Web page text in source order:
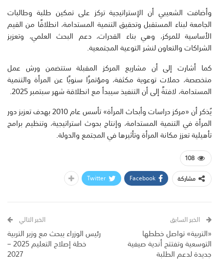
وأضافت الشعيبي أن الإستراتيجية تركز على تمكين طلبة وطالبات
الجامعة لبناء المستقبل وتحقيق التنمية المستدامة، انطلاقًا من القيم
الأساسية للمركز، وهي بناء القدرات، دعم البحث العلمي، وتعزيز
الشراكات والتعاون لنشر التوعية المجتمعية.
كما أشارت إلى أن مشاريع المركز المقبلة ستتضمن ورش عمل
متخصصة، حملات توعوية مكثفة، ومؤتمرًا سنويًا عن المرأة والتنمية
المستدامة، لافتةً إلى أن التنفيذ سيبدأ مع انطلاقة شهر سبتمبر 2025.
يُذكر أن «مركز دراسات وأبحاث المرأة» تأسس عام 2010 بهدف تعزيز دور
المرأة في التنمية المستدامة، وإنتاج بحوث استراتيجية، وتنظيم برامج
تأهيلية تعزز مكانة المرأة وتأثيرها في المجتمع والدولة.
108
مشاركة
Facebook
Twitter
الخبر السابق
«التربية» تواصل خططها
التوسعية وتفتتح أندية صيفية
جديدة لدعم الطلبة
الخبر التالي
رئيس الوزراء يبحث مع وزير التربية
خطة إصلاح التعليم 2025 –
2027